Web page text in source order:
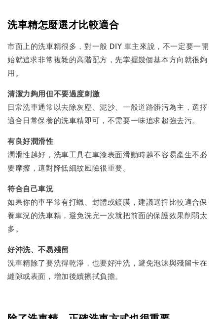
洗車精怎麼選才比較適合
市面上的洗車精很多，對一般 DIY 車主來說，不一定要一開
始就追求非常複雜的高階配方，先掌握幾個基本方向就很夠
用。
清潔力夠用但不要過度刺激
日常洗車通常以去除灰塵、泥沙、一般道路髒污為主，選擇
適合日常保養的洗車精即可，不需要一味追求超強去污。
有良好潤滑性
潤滑性越好，洗車工具在車漆表面滑動時越不容易產生不必
要摩擦，這對降低細紋風險很重要。
符合自己車況
如果你的車平常有打蠟、封體或鍍膜，建議選擇比較適合保
養車況的洗車精，避免洗完一次就把前面的保護效果削弱太
多。
好沖洗、不易殘留
洗車精除了要洗得乾淨，也要好沖洗，避免泡沫與殘留卡在
縫隙或表面，增加後續擦拭負擔。